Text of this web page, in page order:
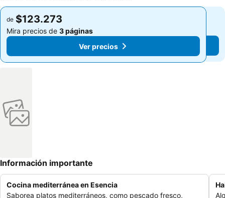
de $123.273
Mira precios de 3 páginas
Ver precios
de $123.273
Mira precios de 3 páginas
Ver precios
Información importante
Cocina mediterránea en Esencia
Saborea platos mediterráneos, como pescado fresco,